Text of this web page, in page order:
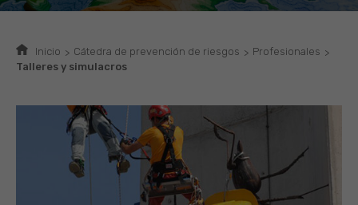
Inicio Cátedra de prevención de riesgos
Profesionales
Talleres y simulacros